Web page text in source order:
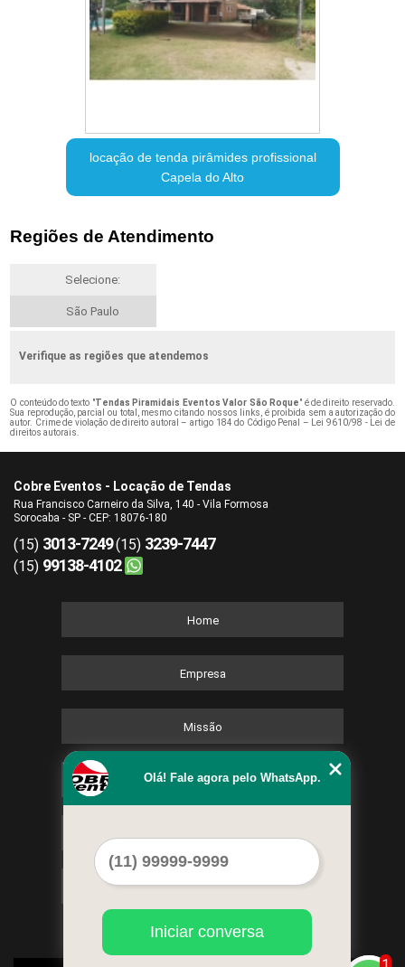
locação de tenda pirâmides profissional
Capela do Alto
Regiões de Atendimento
Selecione:
São Paulo
Verifique as regiões que atendemos
O conteúdo do texto "Tendas Piramidais Eventos Valor São Roque" é de direito reservado.
Sua reprodução, parcial ou total, mesmo citando nossos links, é proibida sem a autorização do
autor. Crime de violação de direito autoral – artigo 184 do Código Penal –
Lei 9610/98 - Lei de
direitos autorais
Cobre Eventos - Locação de Tendas
Rua Francisco Carneiro da Silva, 140 - Vila Formosa
Sorocaba - SP - CEP: 18076-180
(15) 3013-7249(15) 3239-7447
(15) 99138-4102
Home
Empresa
Missão
Serviços
Mapa do site
Olá! Fale agora pelo WhatsApp.
Iniciar conversa